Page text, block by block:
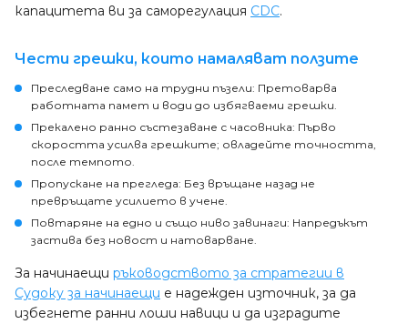
капацитета ви за саморегулация CDC.
Чести грешки, които намаляват ползите
Преследване само на трудни пъзели: Претоварва
работната памет и води до избягваеми грешки.
Прекалено ранно състезаване с часовника: Първо
скоростта усилва грешките; овладейте точността,
после темпото.
Пропускане на прегледа: Без връщане назад не
превръщате усилието в учене.
Повтаряне на едно и също ниво завинаги: Напредъкът
застива без новост и натоварване.
За начинаещи ръководството за стратегии в
Судоку за начинаещи е надежден източник, за да
избегнете ранни лоши навици и да изградите